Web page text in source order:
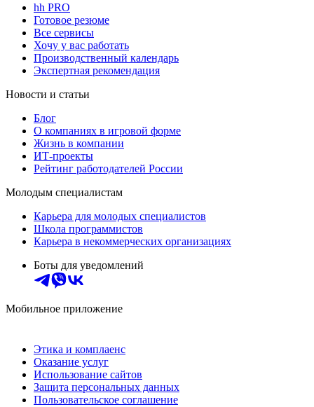
hh PRO
Готовое резюме
Все сервисы
Хочу у вас работать
Производственный календарь
Экспертная рекомендация
Новости и статьи
Блог
О компаниях в игровой форме
Жизнь в компании
ИТ-проекты
Рейтинг работодателей России
Молодым специалистам
Карьера для молодых специалистов
Школа программистов
Карьера в некоммерческих организациях
Боты для уведомлений
Мобильное приложение
Этика и комплаенс
Оказание услуг
Использование сайтов
Защита персональных данных
Пользовательское соглашение